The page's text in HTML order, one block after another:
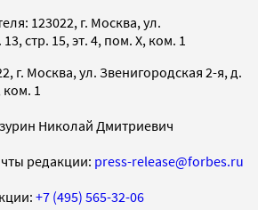
123022, г. Москва, ул.
стр. 15, эт. 4, пом. X, ком. 1
г. Москва, ул. Звенигородская 2-я, д.
ком. 1
Николай Дмитриевич
редакции: press-release@forbes.ru
+7 (495) 565-32-06